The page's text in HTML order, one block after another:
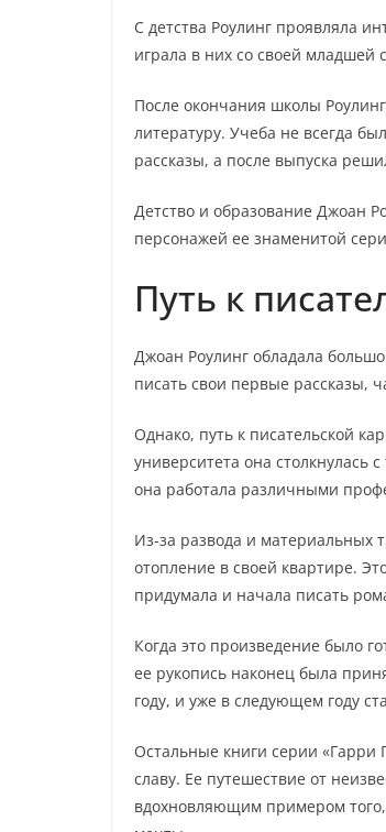
С детства Роулинг проявляла
играла в них со своей младшей
После окончания школы
литературу. Учеба не всегда
рассказы, а после выпуска
Детство и образование Джоан
персонажей ее знаменитой
Путь к
Джоан Роулинг обладала
писать свои первые рассказы,
Однако, путь к писательской
университета она столкнулась
она работала различными
Из-за развода и материальных
отопление в своей квартире.
придумала и начала писать
Когда это произведение было
ее рукопись наконец была
году, и уже в следующем году
Остальные книги серии
славу. Ее путешествие от
вдохновляющим примером того,